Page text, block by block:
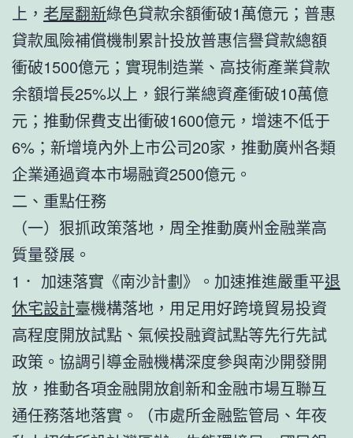
上， 老屋翻新綠色貸款余額衝破1萬億元；普惠
貸款風險補償機制累計投放普惠信譽貸款總額
衝破1500億元；實現制造業、高技術產業貸款
余額增長25%以上，銀行業總資產衝破10萬億
元；推動保費支出衝破1600億元，增速不低于
6%；新增境內外上市公司20家，推動廣州各類
企業通過資本市場融資2500億元。
二、重點任務
（一）狠抓政策落地，周全推動廣州金融業高
質量發展。
1． 加速落實《南沙計劃》。加速推進嚴重平退
休宅設計臺機構落地，用足用好跨境貿易投資
高程度開放試點、氣候投融資試點等先行先試
政策。協調引導金融機構深度參與南沙開發開
放，推動各項金融開放創新和金融市場互聯互
通任務落地落實。（市處所金融監管局、年夜